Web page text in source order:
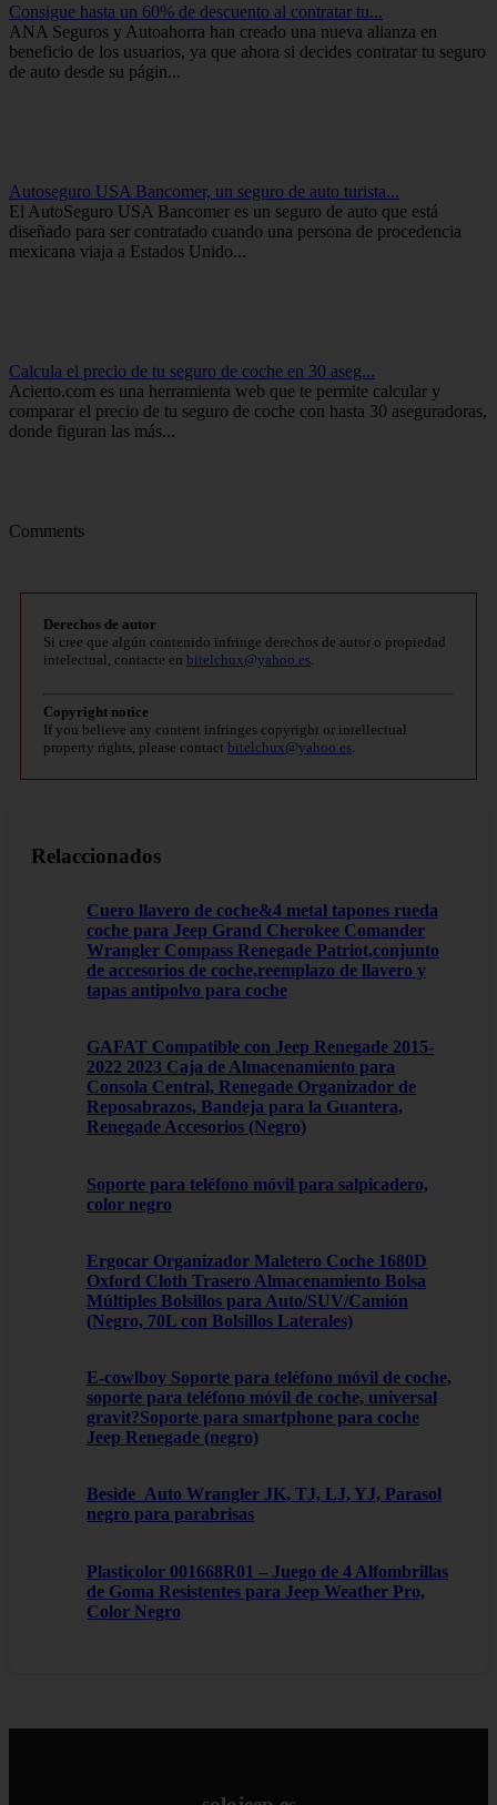
Consigue hasta un 60% de descuento al contratar tu...
ANA Seguros y Autoahorra han creado una nueva alianza en
beneficio de los usuarios, ya que ahora si decides contratar tu seguro
de auto desde su págin...
Autoseguro USA Bancomer, un seguro de auto turista...
El AutoSeguro USA Bancomer es un seguro de auto que está
diseñado para ser contratado cuando una persona de procedencia
mexicana viaja a Estados Unido...
Calcula el precio de tu seguro de coche en 30 aseg...
Acierto.com es una herramienta web que te permite calcular y
comparar el precio de tu seguro de coche con hasta 30 aseguradoras,
donde figuran las más...
Comments
Derechos de autor
Si cree que algún contenido infringe derechos de autor o propiedad
intelectual, contacte en bitelchux@yahoo.es
Copyright notice
If you believe any content infringes copyright or intellectual
property rights, please contact bitelchux@yahoo.es
Relaccionados
Cuero llavero de coche&4 metal tapones rueda
coche para Jeep Grand Cherokee Comander
Wrangler Compass Renegade Patriot,conjunto
de accesorios de coche,reemplazo de llavero y
tapas antipolvo para coche
GAFAT Compatible con Jeep Renegade 2015-
2022 2023 Caja de Almacenamiento para
Consola Central, Renegade Organizador de
Reposabrazos, Bandeja para la Guantera,
Renegade Accesorios (Negro)
Soporte para teléfono móvil para salpicadero,
color negro
Ergocar Organizador Maletero Coche 1680D
Oxford Cloth Trasero Almacenamiento Bolsa
Múltiples Bolsillos para Auto/SUV/Camión
(Negro, 70L con Bolsillos Laterales)
E-cowlboy Soporte para teléfono móvil de coche,
soporte para teléfono móvil de coche, universal
gravit?Soporte para smartphone para coche
Jeep Renegade (negro)
Beside_Auto Wrangler JK, TJ, LJ, YJ, Parasol
negro para parabrisas
Plasticolor 001668R01 – Juego de 4 Alfombrillas
de Goma Resistentes para Jeep Weather Pro,
Color Negro